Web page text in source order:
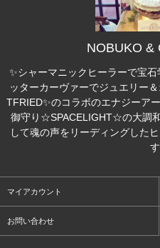
NOBUKO &
✨シャーマニックヒーラーで宝
ッターカーヴァーでジュエリー
TFRIED✨のコラボのエナジーア
御守り☆SPACELIGHT☆の大調
して魂の声をリーディングした
マイアカウント
お問い合わせ